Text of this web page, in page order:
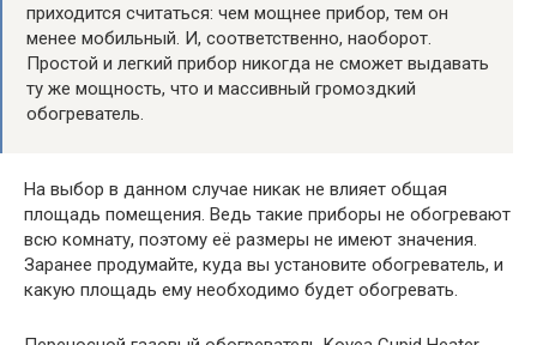
приходится считаться: чем мощнее прибор, тем он
менее мобильный. И, соответственно, наоборот.
Простой и легкий прибор никогда не сможет выдавать
ту же мощность, что и массивный громоздкий
обогреватель.
На выбор в данном случае никак не влияет общая
площадь помещения. Ведь такие приборы не обогревают
всю комнату, поэтому её размеры не имеют значения.
Заранее продумайте, куда вы установите обогреватель, и
какую площадь ему необходимо будет обогревать.